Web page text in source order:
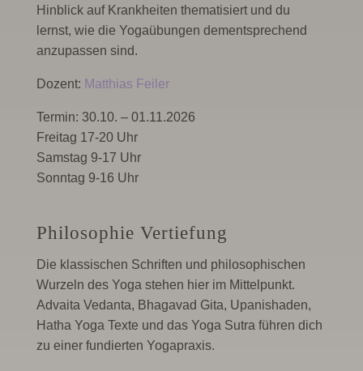
Hinblick auf Krankheiten thematisiert und du
lernst, wie die Yogaübungen dementsprechend
anzupassen sind.
Dozent: Matthias Feiler
Termin: 30.10. – 01.11.2026
Freitag 17-20 Uhr
Samstag 9-17 Uhr
Sonntag 9-16 Uhr
Philosophie Vertiefung
Die klassischen Schriften und philosophischen
Wurzeln des Yoga stehen hier im Mittelpunkt.
Advaita Vedanta, Bhagavad Gita, Upanishaden,
Hatha Yoga Texte und das Yoga Sutra führen dich
zu einer fundierten Yogapraxis.